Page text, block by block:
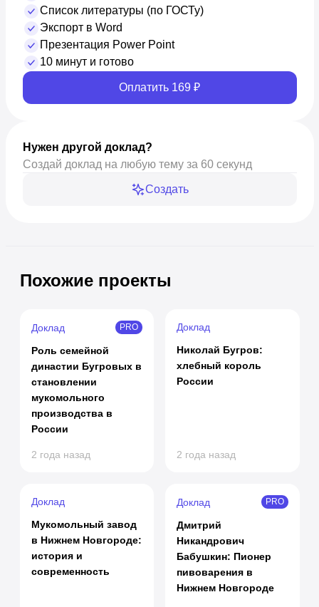
Список литературы (по ГОСТу)
Экспорт в Word
Презентация Power Point
10 минут и готово
Оплатить 169 ₽
Нужен другой доклад?
Создай доклад на любую тему за 60 секунд
Создать
Похожие проекты
Доклад PRO
Роль семейной
династии Бугровых в
становлении
мукомольного
производства в
России
2 года назад
Доклад
Николай Бугров:
хлебный король
России
2 года назад
Доклад
Мукомольный завод
в Нижнем Новгороде:
история и
современность
Доклад PRO
Дмитрий
Никандрович
Бабушкин: Пионер
пивоварения в
Нижнем Новгороде